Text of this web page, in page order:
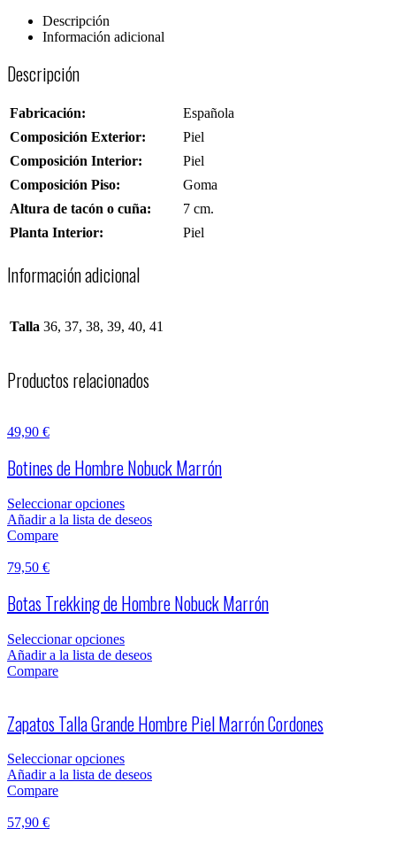
Descripción
Información adicional
Descripción
Fabricación:
Española
Composición Exterior:
Piel
Composición Interior:
Piel
Composición Piso:
Goma
Altura de tacón o cuña:
7 cm.
Planta Interior:
Piel
Información adicional
Talla 36, 37, 38, 39, 40, 41
Productos relacionados
49,90 €
Botines de Hombre Nobuck Marrón
Seleccionar opciones
Añadir a la lista de deseos
Compare
79,50 €
Botas Trekking de Hombre Nobuck Marrón
Seleccionar opciones
Añadir a la lista de deseos
Compare
Zapatos Talla Grande Hombre Piel Marrón Cordones
Seleccionar opciones
Añadir a la lista de deseos
Compare
57,90 €